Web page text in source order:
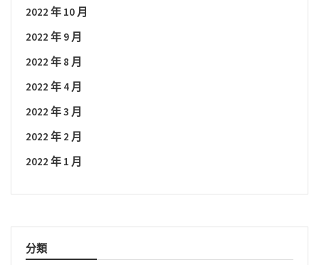
2022 年 10 月
2022 年 9 月
2022 年 8 月
2022 年 4 月
2022 年 3 月
2022 年 2 月
2022 年 1 月
分類